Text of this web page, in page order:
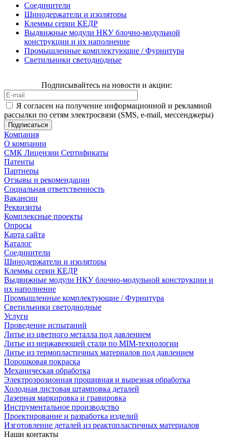
Соединители
Шинодержатели и изоляторы
Клеммы серии КЕДР
Выдвижные модули НКУ блочно-модульной
конструкции и их наполнение
Промышленные комплектующие / Фурнитура
Светильники светодиодные
Подписывайтесь на новости и акции:
Я согласен на получение информационной и рекламной
рассылки по сетям электросвязи (SMS, e-mail, мессенджеры)
Компания
О компании
СМК Лицензии Сертификаты
Патенты
Партнеры
Отзывы и рекомендации
Социальная ответственность
Вакансии
Реквизиты
Комплексные проекты
Опросы
Карта сайта
Каталог
Соединители
Шинодержатели и изоляторы
Клеммы серии КЕДР
Выдвижные модули НКУ блочно-модульной конструкции и
их наполнение
Промышленные комплектующие / Фурнитура
Светильники светодиодные
Услуги
Проведение испытаний
Литье из цветного металла под давлением
Литье из нержавеющей стали по MIM-технологии
Литье из термопластичных материалов под давлением
Порошковая покраска
Механическая обработка
Электроэрозионная прошивная и вырезная обработка
Холодная листовая штамповка деталей
Лазерная маркировка и гравировка
Инструментальное производство
Проектирование и разработка изделий
Изготовление деталей из реактопластичных материалов
Наши контакты